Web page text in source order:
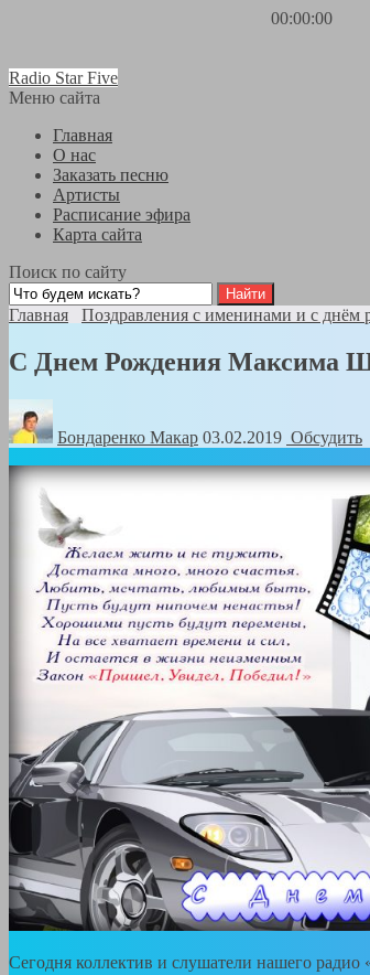
00:00:00
Radio Star Five
Меню сайта
Главная
О нас
Заказать песню
Артисты
Расписание эфира
Карта сайта
Поиск по сайту
Главная Поздравления с именинами и с днём
С Днем Рождения Максима
Бондаренко Mакар 03.02.2019 Обсудить
Сегодня коллектив и слушатели нашего